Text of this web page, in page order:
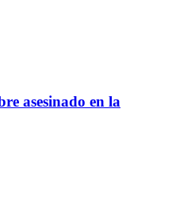
asesinado en la